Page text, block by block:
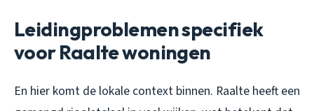
Leidingproblemen specifiek
voor Raalte woningen
En hier komt de lokale context binnen. Raalte heeft een